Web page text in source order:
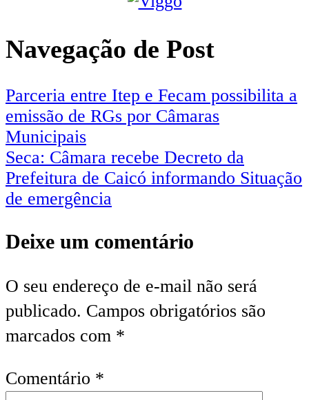
Navegação de Post
Parceria entre Itep e Fecam possibilita a
emissão de RGs por Câmaras
Municipais
Seca: Câmara recebe Decreto da
Prefeitura de Caicó informando Situação
de emergência
Deixe um comentário
O seu endereço de e-mail não será
publicado. Campos obrigatórios são
marcados com *
Comentário *